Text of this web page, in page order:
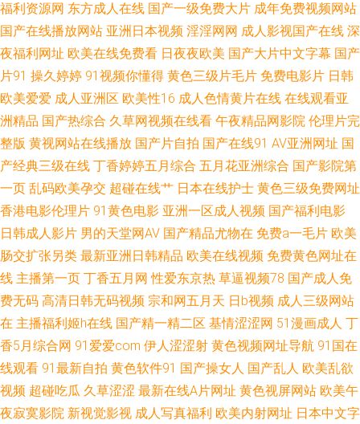
97成人 玖玖av影院 午夜浮力影院 91新地址 国产精彩视频久久 欧美群p肏屄
亚洲私人影院 俺去啦俺去操 黄色亚洲网站 狼友社区 99福利在线观看 韩国日
本色色 午夜导航av 99爱99色 国产特级直播 欧美有码一区二区 av资源共享
国产人人操人人 久久资源网站无码 亚洲影院97 肏屄五区 久久国产 日韩资源
人人操91 91大神双飞美女 东方AV在线播放 免费人成自尉网站 无码不卡成人
91一区视频 国产三级片视频 欧美亚洲 伊人影院国产91 国产成人自拍网 青娱
乐日夜操 中文字幕精品无吗 大香蕉伊人现现 九一狼人社 午夜tv久久
福利资源网 东方成人在线 国产一级免费大片 成年免费视频网站
国产在线播放网站 亚洲日本视频 淫淫网网 成人影视国产在线 深
夜福利网址 欧美在线免费看 日夜夜欧美 国产大片中文字幕 国产
片91 操久婷婷 91视频你懂得 黄色三级片毛片 免费电影片 日韩
欧美爱爱 成人亚洲区 欧美性16 成人色情黄片在线 在线观看亚
洲精品 国产热综合 久草网视频在线看 午夜精品网影院 伦理片完
整版 黄视网站在线播放 国产片自拍 国产在线91 AV亚洲网址 国
产经典三级在线 丁香婷婷五月综合 五月花亚洲综合 国产影院第
一页 乱码欧美孕交 超碰在线艹 日本在线护士 黄色三级免费网址
香港电影伦理片 91黄色电影 亚洲一区成人视频 国产福利电影
日韩成人影片 男的天堂网AV 国产精品尤物在 免费a一毛片 欧美
肠交扩张另类 最新亚洲日韩精品 欧美在线视频 免费黄色网址在
线 主播第一页 丁香五月网 性爱东京热 草逼视频78 国产成人免
费无码 高清日韩无码视频 宗和网五月天 日b视频 成人三级网站
在 主播福利姬h在线 国产精一精二区 基情涩涩网 51漫画成人 丁
香5月综合网 91爱爱com 伊人涩涩射 黄色视频网址导航 91国在
线观看 91最新自拍 黄色软件91 国产操女人 国产乱人 欧美乱欲
视频 超碰吃瓜 久草涩涩 最新在线A片网址 黄色视屏网站 欧美午
夜寂寞影院 新视觉影视 成人写真福利 欧美内射网址 日本中文字